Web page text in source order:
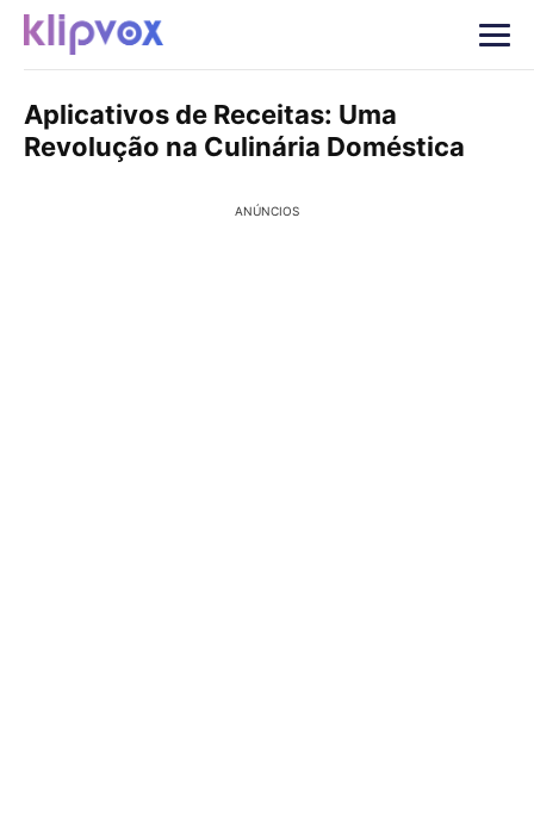
Aplicativos de Receitas: Uma
Revolução na Culinária Doméstica
ANÚNCIOS